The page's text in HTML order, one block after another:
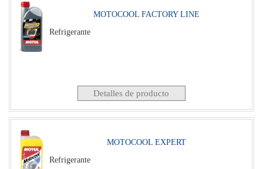
MOTOCOOL FACTORY LINE
Refrigerante
Detalles de producto
MOTOCOOL EXPERT
Refrigerante